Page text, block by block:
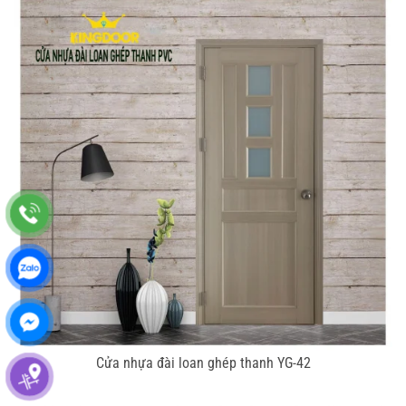
Cửa nhựa đài loan ghép thanh YG-42